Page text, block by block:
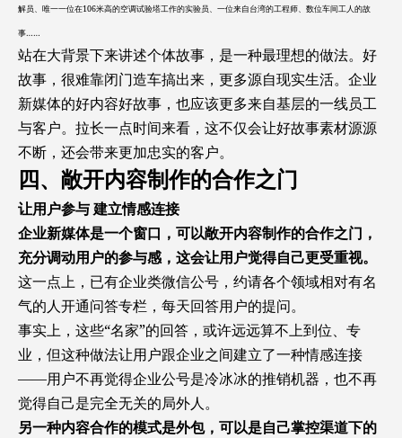
解员、唯一一位在106米高的空调试验塔工作的实验员、一位来自台湾的工程师、数位车间工人的故
事……
站在大背景下来讲述个体故事，是一种最理想的做法。好
故事，很难靠闭门造车搞出来，更多源自现实生活。企业
新媒体的好内容好故事，也应该更多来自基层的一线员工
与客户。拉长一点时间来看，这不仅会让好故事素材源源
不断，还会带来更加忠实的客户。
四、敞开内容制作的合作之门
让用户参与 建立情感连接
企业新媒体是一个窗口，可以敞开内容制作的合作之门，
充分调动用户的参与感，这会让用户觉得自己更受重视。
这一点上，已有企业类微信公号，约请各个领域相对有名
气的人开通问答专栏，每天回答用户的提问。
事实上，这些“名家”的回答，或许远远算不上到位、专
业，但这种做法让用户跟企业之间建立了一种情感连接
——用户不再觉得企业公号是冷冰冰的推销机器，也不再
觉得自己是完全无关的局外人。
另一种内容合作的模式是外包，可以是自己掌控渠道下的